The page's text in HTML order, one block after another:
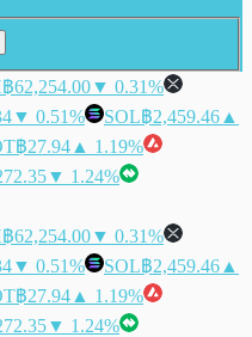
฿62,254.00▼ 0.31%
▼ 0.51% SOL฿2,459.46 ▲
฿27.94 ▲ 1.19%
▼ 1.24%
฿62,254.00▼ 0.31%
▼ 0.51% SOL฿2,459.46 ▲
฿27.94 ▲ 1.19%
▼ 1.24%